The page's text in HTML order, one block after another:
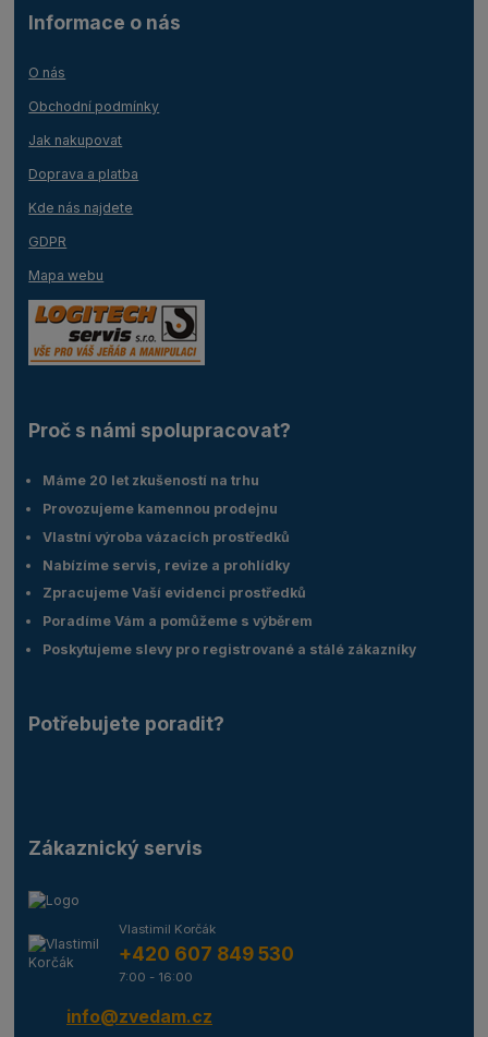
Informace o nás
O nás
Obchodní podmínky
Jak nakupovat
Doprava a platba
Kde nás najdete
GDPR
Mapa webu
Proč s námi spolupracovat?
Máme 20 let zkušeností na trhu
Provozujeme kamennou prodejnu
Vlastní výroba vázacích prostředků
Nabízíme servis, revize a prohlídky
Zpracujeme Vaší evidenci prostředků
Poradíme Vám a pomůžeme s výběrem
Poskytujeme slevy pro registrované a stálé zákazníky
Potřebujete poradit?
Zákaznický servis
Vlastimil Korčák
+420 607 849 530
7:00 - 16:00
info@zvedam.cz